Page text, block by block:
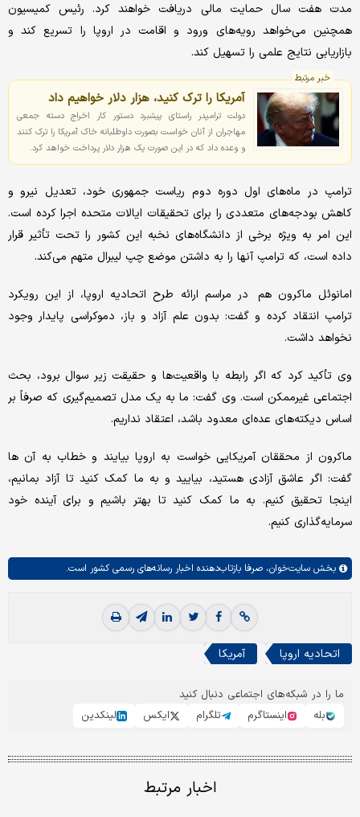
مدت هفت سال حمایت مالی دریافت خواهند کرد. رئیس کمیسیون
همچنین می‌خواهد رویه‌های ورود و اقامت در اروپا را تسریع کند و
بازاریابی نتایج علمی را تسهیل کند.
خبر مرتبط
آمریکا را ترک کنید، هزار دلار خواهیم داد
دولت ترامپدر راستای پیشبرد دستور کار اخراج دسته جمعی
مهاجران از آنان خواست بصورت داوطلبانه خاک آمریکا را ترک کنند
و وعده داد که در این صورت یک هزار دلار پرداخت خواهد کرد.
ترامپ در ماه‌های اول دوره دوم ریاست جمهوری خود، تعدیل نیرو و
کاهش بودجه‌های متعددی را برای تحقیقات ایالات متحده اجرا کرده است.
این امر به ویژه برخی از دانشگاه‌های نخبه این کشور را تحت تأثیر قرار
داده است، که ترامپ آنها را به داشتن موضع چپ لیبرال متهم می‌کند.
امانوئل ماکرون هم در مراسم ارائه طرح اتحادیه اروپا، از این رویکرد
ترامپ انتقاد کرده و گفت: بدون علم آزاد و باز، دموکراسی پایدار وجود
نخواهد داشت.
وی تأکید کرد که اگر رابطه با واقعیت‌ها و حقیقت زیر سوال برود، بحث
اجتماعی غیرممکن است. وی گفت: ما به یک مدل تصمیم‌گیری که صرفاً بر
اساس دیکته‌های عده‌ای معدود باشد، اعتقاد نداریم.
ماکرون از محققان آمریکایی خواست به اروپا بیایند و خطاب به آن ها
گفت: اگر عاشق آزادی هستید، بیایید و به ما کمک کنید تا آزاد بمانیم،
اینجا تحقیق کنیم. به ما کمک کنید تا بهتر باشیم و برای آینده خود
سرمایه‌گذاری کنیم.
بخش سایت‌خوان، صرفا بازتاب‌دهنده اخبار رسانه‌های رسمی کشور است.
اتحادیه اروپا آمریکا
ما را در شبکه‌های اجتماعی دنبال کنید
بله
اینستاگرم تلگرام ایکس لینکدین
اخبار مرتبط